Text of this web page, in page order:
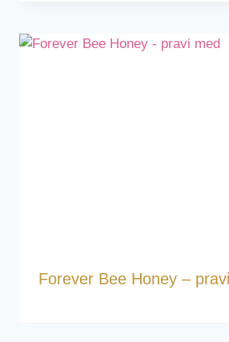
Forever Bee Honey –